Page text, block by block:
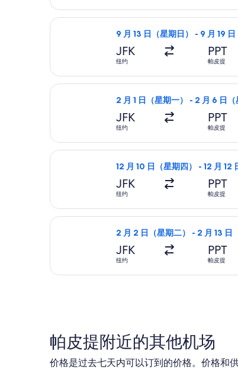
9 月 13 日（星期日） - 9 月 19 日
JFK
纽约
PPT
帕皮提
选择阿拉斯加航空航班，9 月
2 月 1 日（星期一） - 2 月 6 日（
JFK
纽约
PPT
帕皮提
选择阿拉斯加航空航班，2 月
12 月 10 日（星期四） - 12 月 12
JFK
纽约
PPT
帕皮提
选择大溪地航空航班，12 月
2 月 2 日（星期二） - 2 月 13 日
JFK
纽约
PPT
帕皮提
选择达美航空航班，2 月 2 日
帕皮提附近的其他机场
价格是过去七天内可以订到的价格。价格和